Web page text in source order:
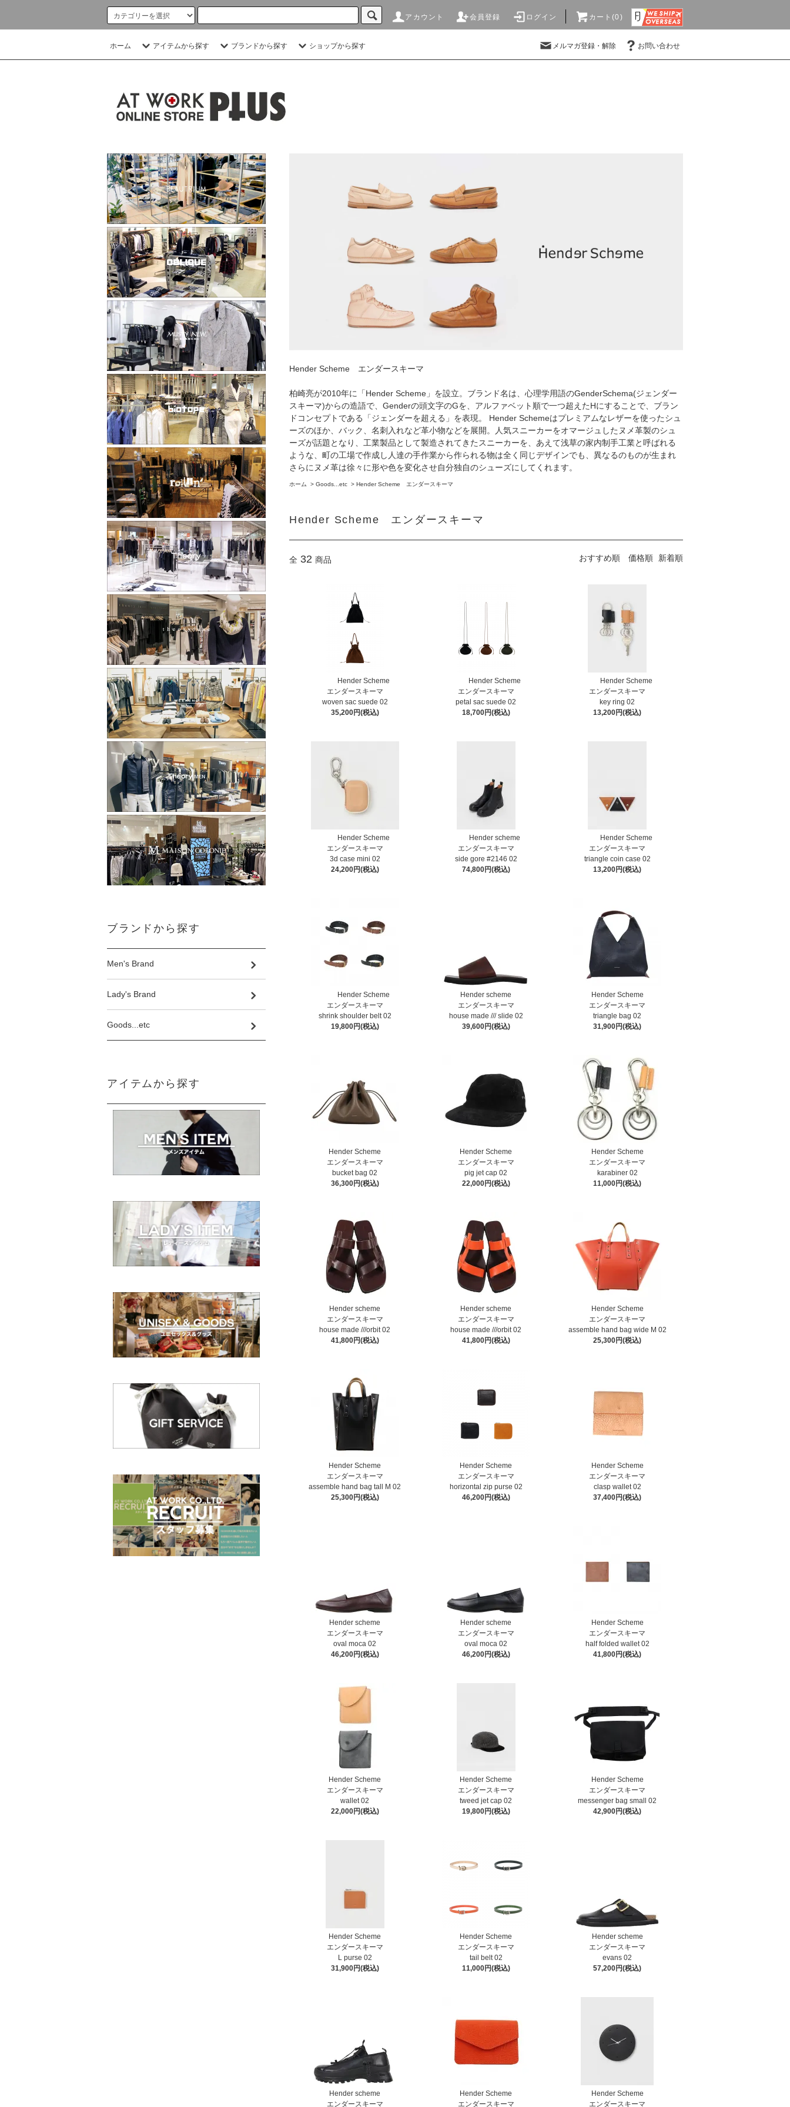
アカウント 会員登録 ログイン カート(0)
ホーム アイテムから探す ブランドから探す ショップから探す メルマガ登録・解除 お問い合わせ
Hender Scheme エンダースキーマ
柏崎亮が2010年に「Hender Scheme」を設立。ブランド名は、心理学用語のGenderSchema(ジェンダー
スキーマ)からの造語で、Genderの頭文字のGを、アルファベット順で一つ超えたHにすることで、ブラン
ドコンセプトである「ジェンダーを超える」を表現。 Hender Schemeはプレミアムなレザーを使ったシュ
ーズのほか、バック、名刺入れなど革小物などを展開。人気スニーカーをオマージュしたヌメ革製のシュ
ーズが話題となり、工業製品として製造されてきたスニーカーを、あえて浅草の家内制手工業と呼ばれる
ような、町の工場で作成し人達の手作業から作られる物は全く同じデザインでも、異なるのものが生まれ
さらにヌメ革は徐々に形や色を変化させ自分独自のシューズにしてくれます。
ホーム > Goods...etc > Hender Scheme エンダースキーマ
Hender Scheme エンダースキーマ
全 32 商品 おすすめ順 価格順 新着順
Hender Scheme
エンダースキーマ
woven sac suede 02
35,200円(税込)
Hender Scheme
エンダースキーマ
petal sac suede 02
18,700円(税込)
Hender Scheme
エンダースキーマ
key ring 02
13,200円(税込)
Hender Scheme
エンダースキーマ
3d case mini 02
24,200円(税込)
Hender scheme
エンダースキーマ
side gore #2146 02
74,800円(税込)
Hender Scheme
エンダースキーマ
triangle coin case 02
13,200円(税込)
Hender Scheme
エンダースキーマ
shrink shoulder belt 02
19,800円(税込)
Hender scheme
エンダースキーマ
house made /// slide 02
39,600円(税込)
Hender Scheme
エンダースキーマ
triangle bag 02
31,900円(税込)
Hender Scheme
エンダースキーマ
bucket bag 02
36,300円(税込)
Hender Scheme
エンダースキーマ
pig jet cap 02
22,000円(税込)
Hender Scheme
エンダースキーマ
karabiner 02
11,000円(税込)
Hender scheme
エンダースキーマ
house made ///orbit 02
41,800円(税込)
Hender scheme
エンダースキーマ
house made ///orbit 02
41,800円(税込)
Hender Scheme
エンダースキーマ
assemble hand bag wide M 02
25,300円(税込)
Hender Scheme
エンダースキーマ
assemble hand bag tall M 02
25,300円(税込)
Hender Scheme
エンダースキーマ
horizontal zip purse 02
46,200円(税込)
Hender Scheme
エンダースキーマ
clasp wallet 02
37,400円(税込)
Hender scheme
エンダースキーマ
oval moca 02
46,200円(税込)
Hender scheme
エンダースキーマ
oval moca 02
46,200円(税込)
Hender Scheme
エンダースキーマ
half folded wallet 02
41,800円(税込)
Hender Scheme
エンダースキーマ
wallet 02
22,000円(税込)
Hender Scheme
エンダースキーマ
tweed jet cap 02
19,800円(税込)
Hender Scheme
エンダースキーマ
messenger bag small 02
42,900円(税込)
Hender Scheme
エンダースキーマ
L purse 02
31,900円(税込)
Hender Scheme
エンダースキーマ
tail belt 02
11,000円(税込)
Hender scheme
エンダースキーマ
evans 02
57,200円(税込)
Hender scheme
エンダースキーマ
Hender Scheme
エンダースキーマ
Hender Scheme
エンダースキーマ
ブランドから探す
Men's Brand
Lady's Brand
Goods...etc
アイテムから探す